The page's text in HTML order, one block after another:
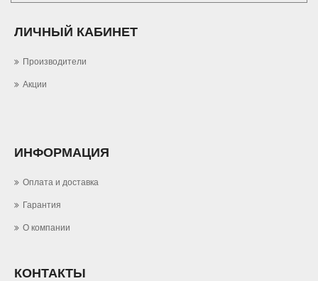
ЛИЧНЫЙ КАБИНЕТ
Производители
Акции
ИНФОРМАЦИЯ
Оплата и доставка
Гарантия
О компании
КОНТАКТЫ